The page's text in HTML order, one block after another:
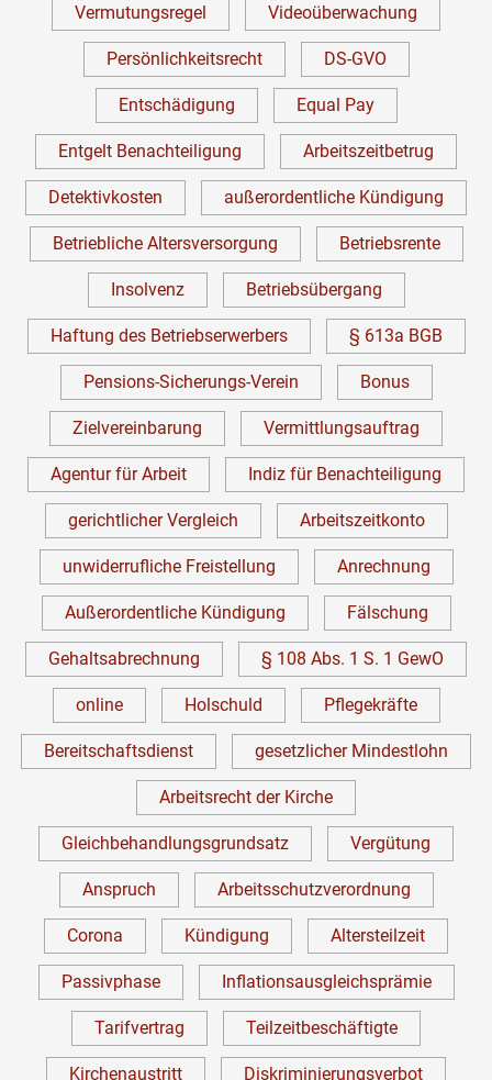
Vermutungsregel Videoüberwachung
Persönlichkeitsrecht DS-GVO
Entschädigung Equal Pay
Entgelt Benachteiligung Arbeitszeitbetrug
Detektivkosten außerordentliche Kündigung
Betriebliche Altersversorgung Betriebsrente
Insolvenz Betriebsübergang
Haftung des Betriebserwerbers § 613a BGB
Pensions-Sicherungs-Verein Bonus
Zielvereinbarung Vermittlungsauftrag
Agentur für Arbeit Indiz für Benachteiligung
gerichtlicher Vergleich Arbeitszeitkonto
unwiderrufliche Freistellung Anrechnung
Außerordentliche Kündigung Fälschung
Gehaltsabrechnung § 108 Abs. 1 S. 1 GewO
online Holschuld Pflegekräfte
Bereitschaftsdienst gesetzlicher Mindestlohn
Arbeitsrecht der Kirche
Gleichbehandlungsgrundsatz Vergütung
Anspruch Arbeitsschutzverordnung
Corona Kündigung Altersteilzeit
Passivphase Inflationsausgleichsprämie
Tarifvertrag Teilzeitbeschäftigte
Kirchenaustritt Diskriminierungsverbot